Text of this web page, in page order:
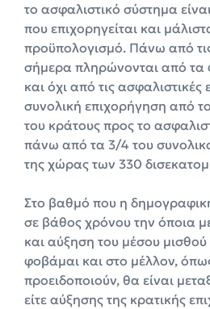
το ασφαλιστικό σύστημα
που επιχορηγείται και
προϋπολογισμό. Πάνω από τις
σήμερα πληρώνονται από τα
και όχι από τις ασφαλιστικές
συνολική επιχορήγηση από
του κράτους προς το
πάνω από τα 3/4 του
της χώρας των 330
Στο βαθμό που η
σε βάθος χρόνου την όποια
και αύξηση του μέσου
φοβάμαι και στο μέλλον,
προειδοποιούν, θα είναι
είτε αύξησης της κρατικής